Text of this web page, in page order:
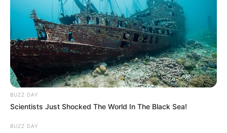
by Szerző • April 12, 2026
@jnos.hrnyekiSaját toll ?
♬ Epic News – GARS PRODUCTION
BUZZ DAY
Scientists Just Shocked The World In The Black Sea!
BUZZ DAY